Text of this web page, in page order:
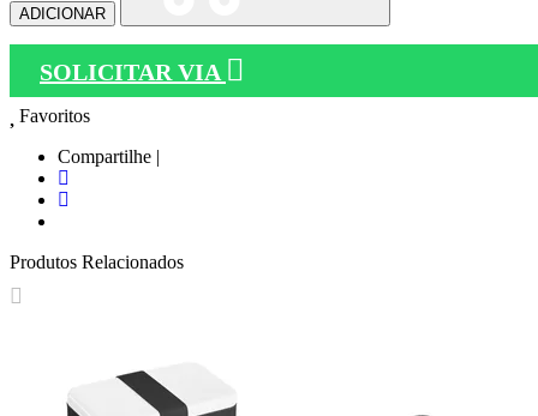
ADICIONAR
SOLICITAR VIA
Favoritos
Compartilhe |
Produtos Relacionados